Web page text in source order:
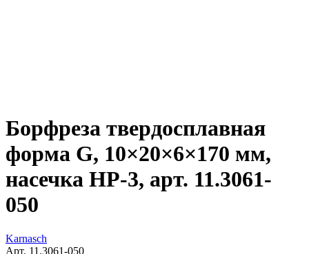
Борфреза твердосплавная
форма G, 10×20×6×170 мм,
насечка HP-3, арт. 11.3061-
050
Karnasch
Арт. 11.3061-050